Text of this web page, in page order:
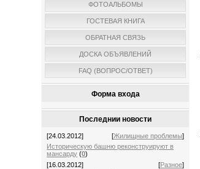
ФОТОАЛЬБОМЫ
ГОСТЕВАЯ КНИГА
ОБРАТНАЯ СВЯЗЬ
ДОСКА ОБЪЯВЛЕНИЙ
FAQ (ВОПРОС/ОТВЕТ)
Форма входа
Последнии новости
[24.03.2012] [Жилищные проблемы]
Историческую башню реконструируют в
мансарду (0)
[16.03.2012]
[Разное]